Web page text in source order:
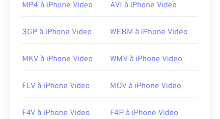
le lecteur vidéo par défaut du système
QuickTime. Ce format ne prend pas en charge les
de métadonnées ni les menus. Il peut être diffusé
physique.
MP4 à iPhone Video AVI à iPhone Video
3GP à iPhone Video WEBM à iPhone Video
MKV à iPhone Video WMV à iPhone Video
FLV à iPhone Video MOV à iPhone Video
F4V à iPhone Video F4P à iPhone Video